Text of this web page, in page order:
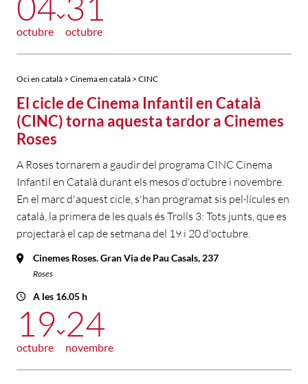
octubre octubre
Oci en català > Cinema en català > CINC
El cicle de Cinema Infantil en Català
(CINC) torna aquesta tardor a Cinemes
Roses
A Roses tornarem a gaudir del programa CINC Cinema
Infantil en Català durant els mesos d'octubre i novembre.
En el marc d'aquest cicle, s'han programat sis pel·lícules en
català, la primera de les quals és Trolls 3: Tots junts, que es
projectarà el cap de setmana del 19 i 20 d'octubre.
Cinemes Roses. Gran Via de Pau Casals, 237
Roses
A les 16.05 h
19
octubre
24
novembre